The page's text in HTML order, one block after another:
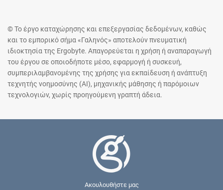
© Το έργο καταχώρησης και επεξεργασίας δεδομένων, καθώς
και το εμπορικό σήμα «Γαληνός» αποτελούν πνευματική
ιδιοκτησία της Ergobyte. Απαγορεύεται η χρήση ή αναπαραγωγή
του έργου σε οποιοδήποτε μέσο, εφαρμογή ή συσκευή,
συμπεριλαμβανομένης της χρήσης για εκπαίδευση ή ανάπτυξη
τεχνητής νοημοσύνης (AI), μηχανικής μάθησης ή παρόμοιων
τεχνολογιών, χωρίς προηγούμενη γραπτή άδεια.
Ακουλουθήστε μας